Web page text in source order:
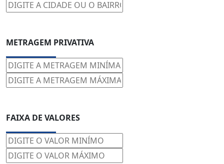
METRAGEM PRIVATIVA
FAIXA DE VALORES